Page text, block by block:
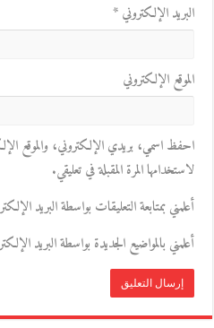
البريد الإلكتروني*
الموقع الإلكتروني
احفظ اسمي، بريدي الإلكتروني، والموقع
لاستخدامها المرة المقبلة في تعليقي.
أعلمني بمتابعة التعليقات بواسطة البريد
أعلمني بالمواضيع الجديدة بواسطة البريد